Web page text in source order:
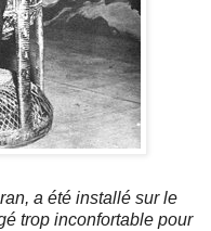
a été installé sur le
trop inconfortable pour